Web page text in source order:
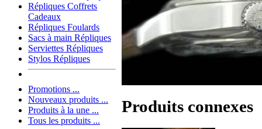
Répliques Coffrets
Cadeaux
Répliques Foulards
Sacs à main Répliques
Serviettes Répliques
Stylos Répliques
Promotions ...
Nouveaux produits ...
Produits à la une ...
Tous les produits ...
Produits connexes